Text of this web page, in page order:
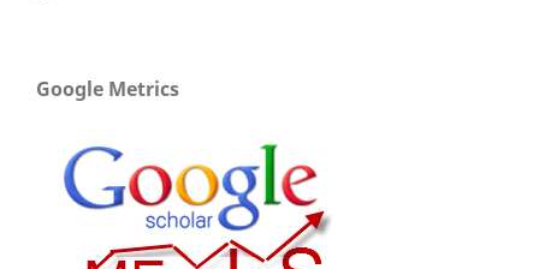
Google Metrics